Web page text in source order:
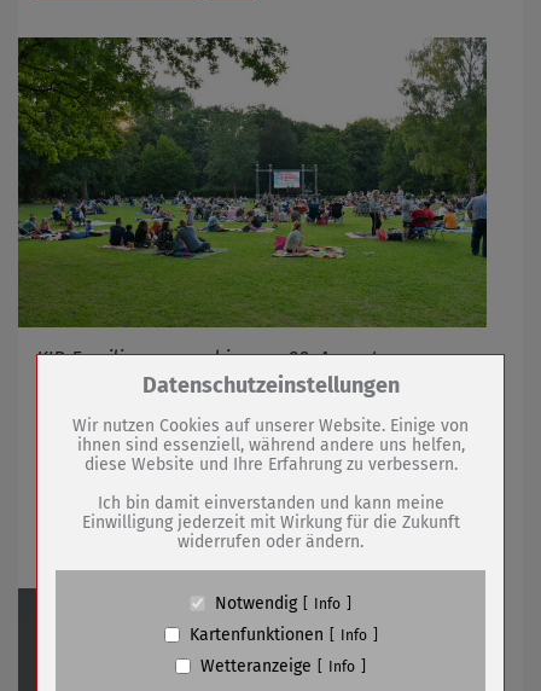
KJP-Familiensommerkino am 28. August
06.08.2026 mehr
Bekanntmachung von Beschlüssen von
Stadtrat und Ausschüssen
Zum Betrieb der Seite notwendige Cookies /
Name
PHP Session Cookie
Anbieter
Eigentümer dieser Website (Wenko-
Wenselaar GmbH & Co. KG)
Absicherung Kontaktformular / SPAM
Cookiespeicherung Entscheidungscookie
Datenschutzeinstellungen
Wir nutzen Cookies auf unserer Website. Einige von
ihnen sind essenziell, während andere uns helfen,
diese Website und Ihre Erfahrung zu verbessern.
Ich bin damit einverstanden und kann meine
Einwilligung jederzeit mit Wirkung für die Zukunft
widerrufen oder ändern.
Notwendig Info
Kartenfunktionen Info
Wetteranzeige Info